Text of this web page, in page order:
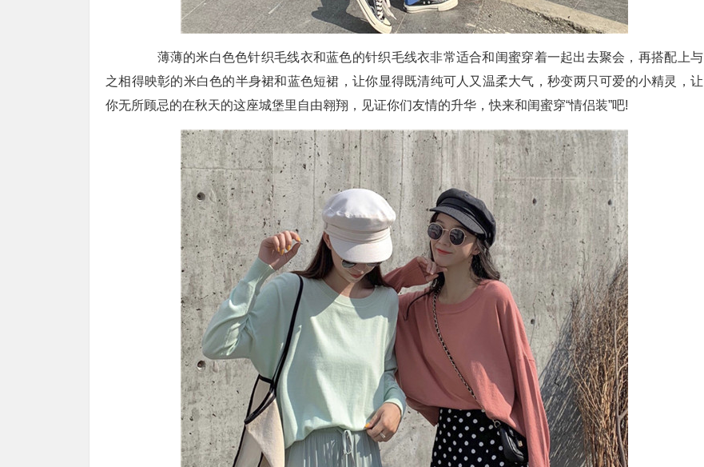
薄薄的米白色色针织毛线衣和蓝色的针织毛线衣非常适合和闺蜜穿着一起出去聚会，再搭配上与
之相得映彰的米白色的半身裙和蓝色短裙，让你显得既清纯可人又温柔大气，秒变两只可爱的小精灵，让
你无所顾忌的在秋天的这座城堡里自由翱翔，见证你们友情的升华，快来和闺蜜穿“情侣装”吧!